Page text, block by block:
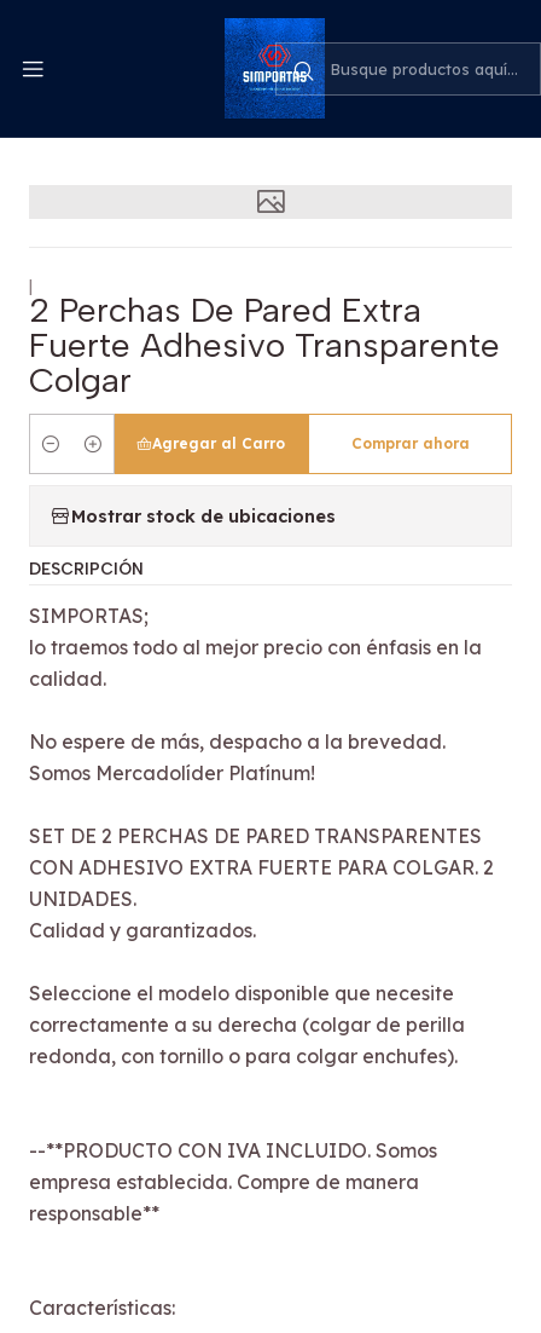
Despachos express a todo el país
Inicio
2 Perchas De Pared Extra Fuerte Adhesivo Transparente
Colgar
|
2 Perchas De Pared Extra
Fuerte Adhesivo Transparente
Colgar
Cantidad
Agregar al Carro Comprar ahora
Mostrar stock de ubicaciones
DESCRIPCIÓN
SIMPORTAS;
lo traemos todo al mejor precio con énfasis en la
calidad.
No espere de más, despacho a la brevedad.
Somos Mercadolíder Platínum!
SET DE 2 PERCHAS DE PARED TRANSPARENTES
CON ADHESIVO EXTRA FUERTE PARA COLGAR. 2
UNIDADES.
Calidad y garantizados.
Seleccione el modelo disponible que necesite
correctamente a su derecha (colgar de perilla
redonda, con tornillo o para colgar enchufes).
--**PRODUCTO CON IVA INCLUIDO. Somos
empresa establecida. Compre de manera
responsable**
Características: